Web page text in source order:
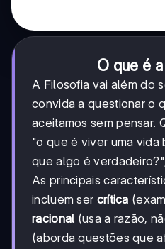
O que é
A Filosofia vai além do
convida a questionar o
aceitamos sem pensar.
"o que é viver uma vida
que algo é
As principais
incluem ser crítica
racional (usa a razão,
(aborda questões que